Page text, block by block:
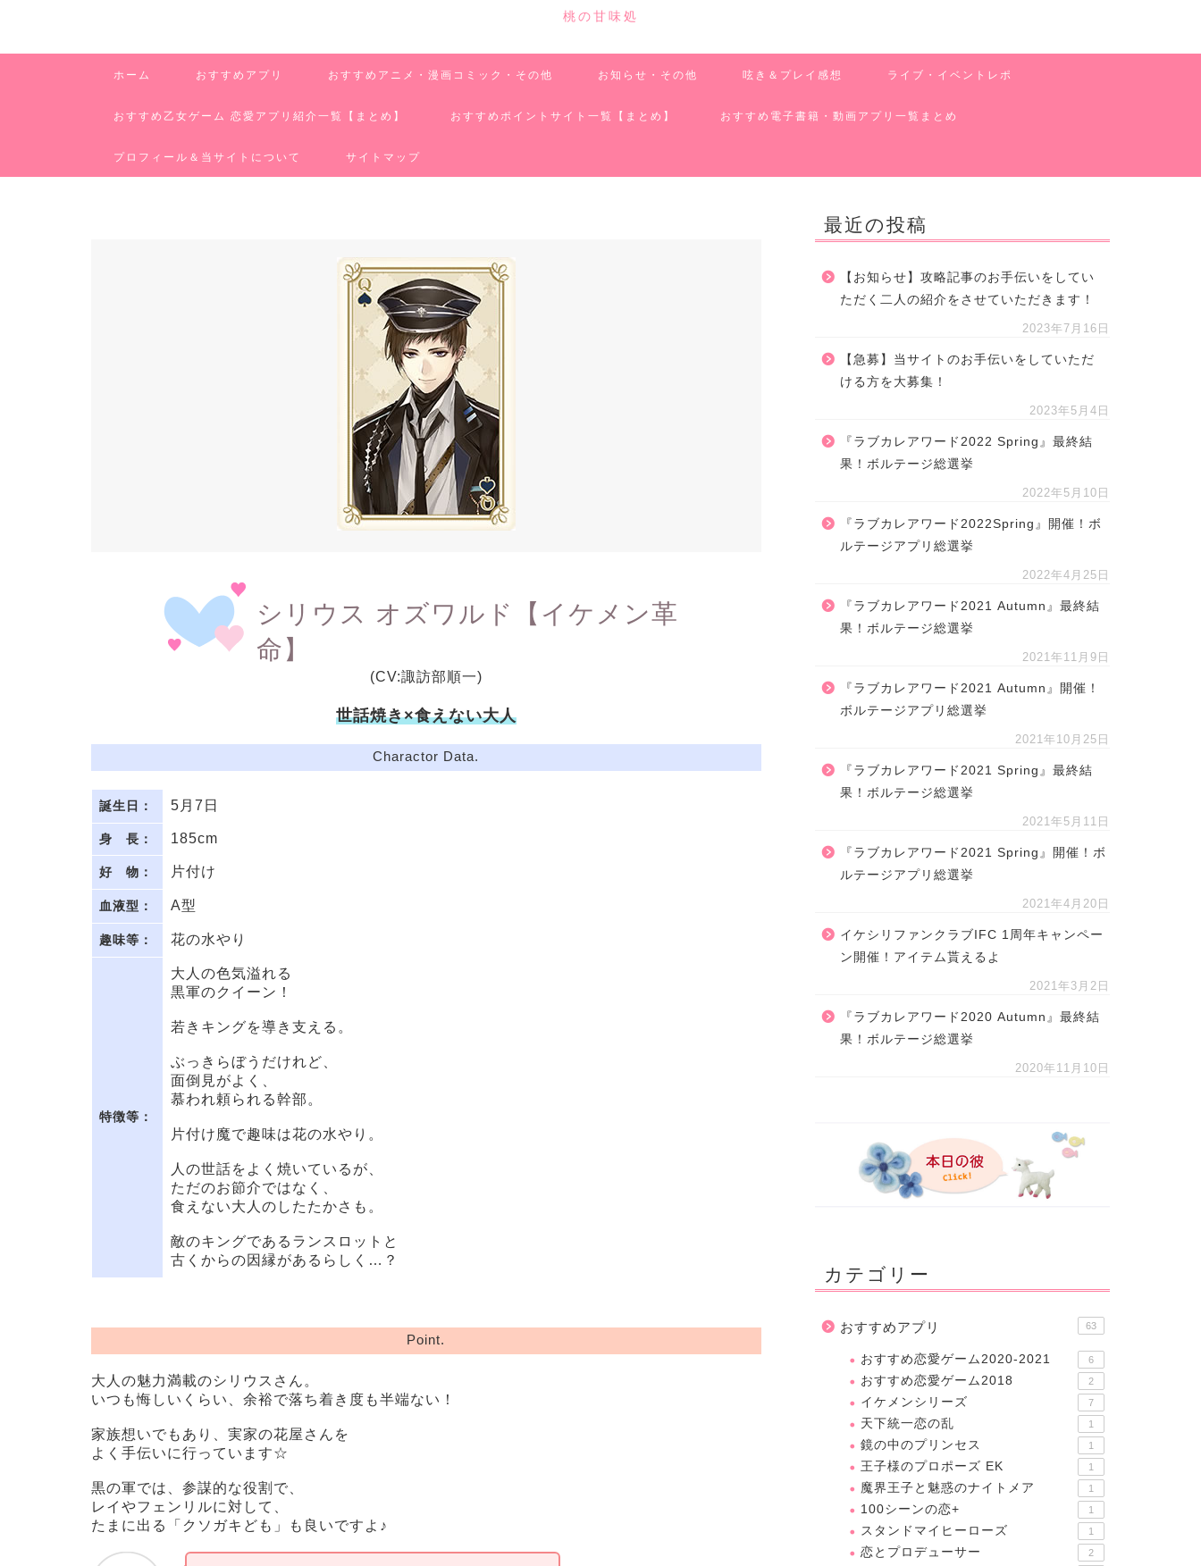
桃の甘味処
ホーム おすすめアプリ おすすめアニメ・漫画コミック・その他 お知らせ・その他 呟き＆プレイ感想 ライブ・イベントレポ
おすすめ乙女ゲーム 恋愛アプリ紹介一覧【まとめ】 おすすめポイントサイト一覧【まとめ】 おすすめ電子書籍・動画アプリ一覧まとめ
プロフィール＆当サイトについて サイトマップ
シリウス オズワルド【イケメン革
命】
(CV:諏訪部順一)
世話焼き×食えない大人
Charactor Data.
誕生日： 5月7日
身 長： 185cm
好 物： 片付け
血液型： A型
趣味等： 花の水やり
特徴等：
大人の色気溢れる
黒軍のクイーン！
若きキングを導き支える。
ぶっきらぼうだけれど、
面倒見がよく、
慕われ頼られる幹部。
片付け魔で趣味は花の水やり。
人の世話をよく焼いているが、
ただのお節介ではなく、
食えない大人のしたたかさも。
敵のキングであるランスロットと
古くからの因縁があるらしく…？
Point.
大人の魅力満載のシリウスさん。
いつも悔しいくらい、余裕で落ち着き度も半端ない！
家族想いでもあり、実家の花屋さんを
よく手伝いに行っています☆
黒の軍では、参謀的な役割で、
レイやフェンリルに対して、
たまに出る「クソガキども」も良いですよ♪
最近の投稿
【お知らせ】攻略記事のお手伝いをしてい
ただく二人の紹介をさせていただきます！
2023年7月16日
【急募】当サイトのお手伝いをしていただ
ける方を大募集！
2023年5月4日
『ラブカレアワード2022 Spring』最終結
果！ボルテージ総選挙
2022年5月10日
『ラブカレアワード2022Spring』開催！ボ
ルテージアプリ総選挙
2022年4月25日
『ラブカレアワード2021 Autumn』最終結
果！ボルテージ総選挙
2021年11月9日
『ラブカレアワード2021 Autumn』開催！
ボルテージアプリ総選挙
2021年10月25日
『ラブカレアワード2021 Spring』最終結
果！ボルテージ総選挙
2021年5月11日
『ラブカレアワード2021 Spring』開催！ボ
ルテージアプリ総選挙
2021年4月20日
イケシリファンクラブIFC 1周年キャンペー
ン開催！アイテム貰えるよ
2021年3月2日
『ラブカレアワード2020 Autumn』最終結
果！ボルテージ総選挙
2020年11月10日
カテゴリー
おすすめアプリ 63
おすすめ恋愛ゲーム2020-2021 6
おすすめ恋愛ゲーム2018 2
イケメンシリーズ 7
天下統一恋の乱 1
鏡の中のプリンセス 1
王子様のプロポーズ EK 1
魔界王子と魅惑のナイトメア 1
100シーンの恋+ 1
スタンドマイヒーローズ 1
恋とプロデューサー 2